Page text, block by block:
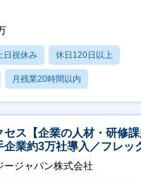
日祝休み 休日120日以上
月残業20時間以内
セス【企業の人材・研修
業約3万社導入／フレッ
ージャパン株式会社